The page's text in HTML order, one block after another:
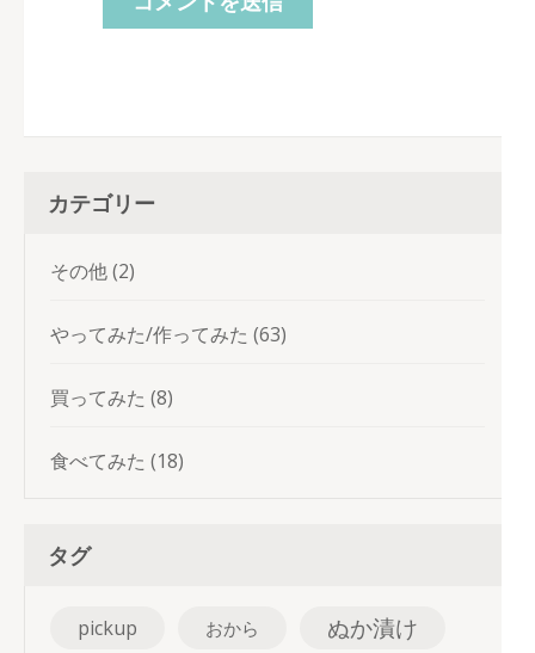
カテゴリー
その他(2)
やってみた/作ってみた (63)
買ってみた (8)
食べてみた (18)
タグ
pickup おから ぬか漬け